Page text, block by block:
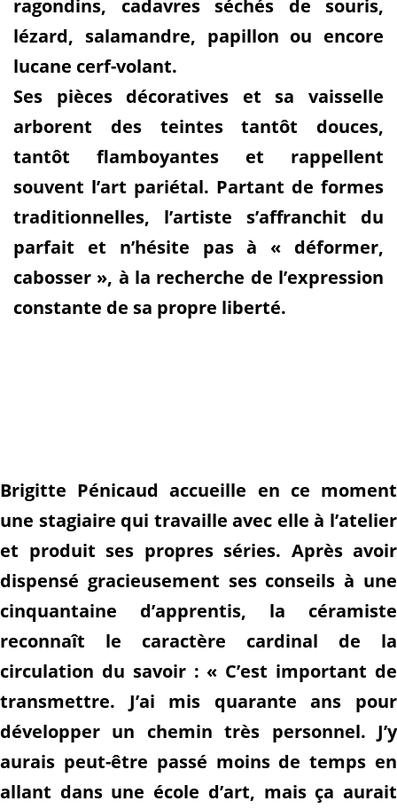
ragondins, cadavres séchés de souris,
lézard, salamandre, papillon ou encore
lucane cerf-volant.
Ses pièces décoratives et sa vaisselle
arborent des teintes tantôt douces,
tantôt flamboyantes et rappellent
souvent l’art pariétal. Partant de formes
traditionnelles, l’artiste s’affranchit du
parfait et n’hésite pas à « déformer,
cabosser », à la recherche de l’expression
constante de sa propre liberté.
Brigitte Pénicaud accueille en ce moment
une stagiaire qui travaille avec elle à l’atelier
et produit ses propres séries. Après avoir
dispensé gracieusement ses conseils à une
cinquantaine d’apprentis, la céramiste
reconnaît le caractère cardinal de la
circulation du savoir : « C’est important de
transmettre. J’ai mis quarante ans pour
développer un chemin très personnel. J’y
aurais peut-être passé moins de temps en
allant dans une école d’art, mais ça aurait